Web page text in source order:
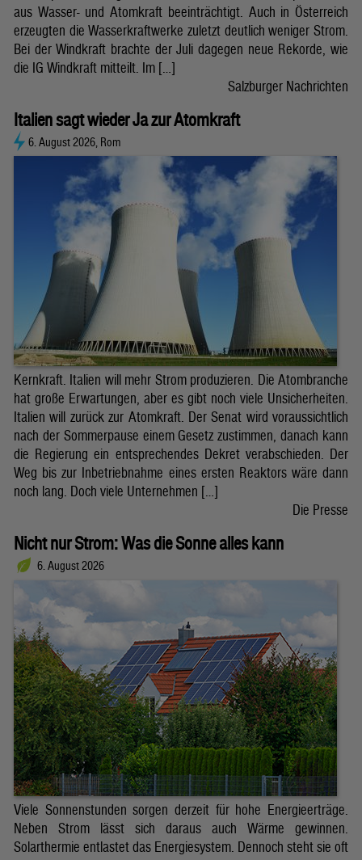
aus Wasser- und Atomkraft beeinträchtigt. Auch in Österreich
erzeugten die Wasserkraftwerke zuletzt deutlich weniger Strom.
Bei der Windkraft brachte der Juli dagegen neue Rekorde, wie
die IG Windkraft mitteilt. Im […]
Salzburger Nachrichten
Italien sagt wieder Ja zur Atomkraft
6. August 2026, Rom
Kernkraft. Italien will mehr Strom produzieren. Die Atombranche
hat große Erwartungen, aber es gibt noch viele Unsicherheiten.
Italien will zurück zur Atomkraft. Der Senat wird voraussichtlich
nach der Sommerpause einem Gesetz zustimmen, danach kann
die Regierung ein entsprechendes Dekret verabschieden. Der
Weg bis zur Inbetriebnahme eines ersten Reaktors wäre dann
noch lang. Doch viele Unternehmen […]
Die Presse
Nicht nur Strom: Was die Sonne alles kann
6. August 2026
Viele Sonnenstunden sorgen derzeit für hohe Energieerträge.
Neben Strom lässt sich daraus auch Wärme gewinnen.
Solarthermie entlastet das Energiesystem. Dennoch steht sie oft